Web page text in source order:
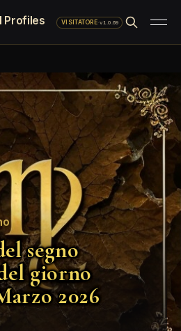
Profiles VISITATORE·v1.0.69
segno
giorno
2026